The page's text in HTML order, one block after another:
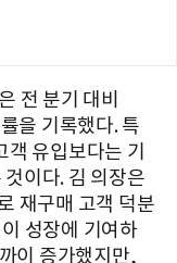
전 분기 대비
을 기록했다. 특
유입보다는 기
이다. 김 의장은
재구매 고객 덕분
성장에 기여하
이 증가했지만,